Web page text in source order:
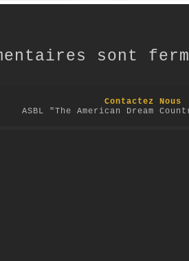
sont
Contactez Nous
ASBL "The American Dream